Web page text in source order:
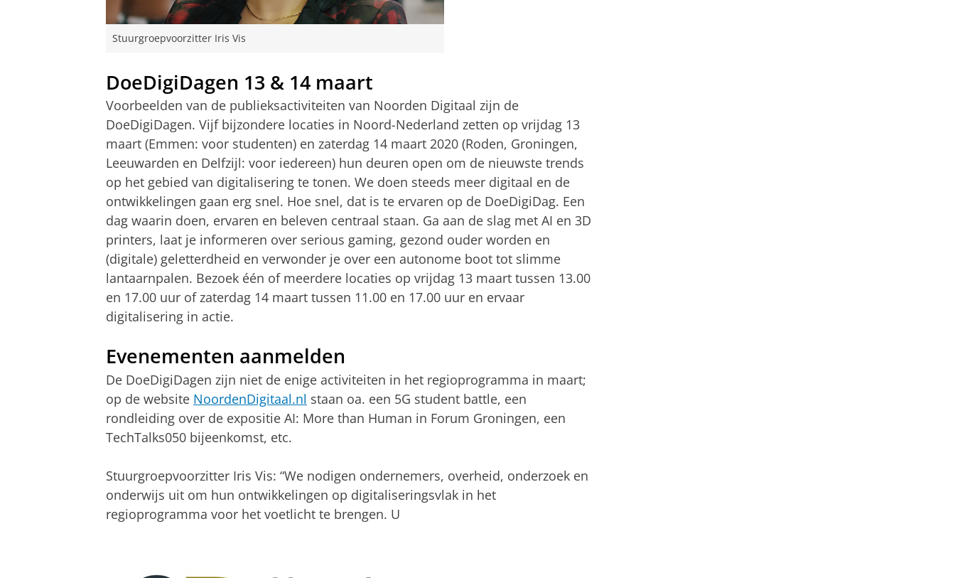
Stuurgroepvoorzitter Iris Vis
DoeDigiDagen 13 & 14 maart​
Voorbeelden van de publieksactiviteiten van Noorden Digitaal zijn de
DoeDigiDagen. Vijf bijzondere locaties in Noord-Nederland zetten op vrijdag 13
maart (Emmen: voor studenten) en zaterdag 14 maart 2020 (Roden, Groningen,
Leeuwarden en Delfzijl: voor iedereen) hun deuren open om de nieuwste trends
op het gebied van digitalisering te tonen. We doen steeds meer digitaal en de
ontwikkelingen gaan erg snel. Hoe snel, dat is te ervaren op de DoeDigiDag. Een
dag waarin doen, ervaren en beleven centraal staan. Ga aan de slag met AI en 3D
printers, laat je informeren over serious gaming, gezond ouder worden en
(digitale) geletterdheid en verwonder je over een autonome boot tot slimme
lantaarnpalen. Bezoek één of meerdere locaties op vrijdag 13 maart tussen 13.00
en 17.00 uur of zaterdag 14 maart tussen 11.00 en 17.00 uur en ervaar
digitalisering in actie.
Evenementen aanmelden
De DoeDigiDagen zijn niet de enige activiteiten in het regioprogramma in maart;
op de website NoordenDigitaal.nl staan oa. een 5G student battle, een
rondleiding over de expositie AI: More than Human in Forum Groningen, een
TechTalks050 bijeenkomst, etc.
Stuurgroepvoorzitter Iris Vis: “We nodigen ondernemers, overheid, onderzoek en
onderwijs uit om hun ontwikkelingen op digitaliseringsvlak in het
regioprogramma voor het voetlicht te brengen. U